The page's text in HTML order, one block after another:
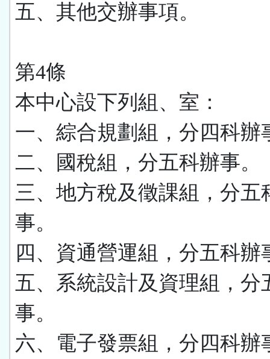
五、其他交辦事項。
第4條
本中心設下列組、室：
一、綜合規劃組，分四科辦
二、國稅組，分五科辦事。
三、地方稅及徵課組，分五
事。
四、資通營運組，分五科辦
五、系統設計及資理組，分
事。
六、電子發票組，分四科辦